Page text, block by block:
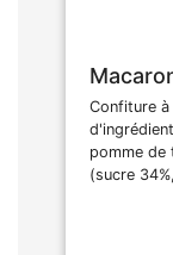
Confiture
pomme de
(sucre